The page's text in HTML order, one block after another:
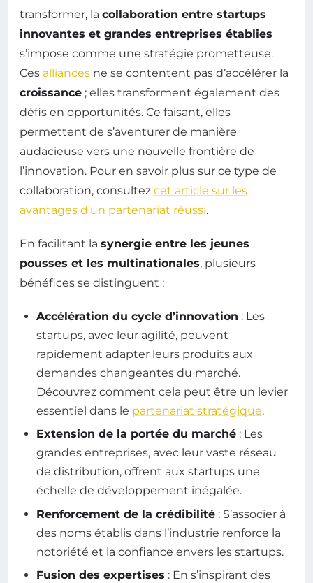
transformer, la collaboration entre startups
innovantes et grandes entreprises établies
s’impose comme une stratégie prometteuse.
Ces alliances ne se contentent pas d’accélérer la
croissance ; elles transforment également des
défis en opportunités. Ce faisant, elles
permettent de s’aventurer de manière
audacieuse vers une nouvelle frontière de
l’innovation. Pour en savoir plus sur ce type de
collaboration, consultez cet article sur les
avantages d’un partenariat réussi.
En facilitant la synergie entre les jeunes
pousses et les multinationales, plusieurs
bénéfices se distinguent :
Accélération du cycle d’innovation : Les
startups, avec leur agilité, peuvent
rapidement adapter leurs produits aux
demandes changeantes du marché.
Découvrez comment cela peut être un levier
essentiel dans le partenariat stratégique.
Extension de la portée du marché : Les
grandes entreprises, avec leur vaste réseau
de distribution, offrent aux startups une
échelle de développement inégalée.
Renforcement de la crédibilité : S’associer à
des noms établis dans l’industrie renforce la
notoriété et la confiance envers les startups.
Fusion des expertises : En s’inspirant des